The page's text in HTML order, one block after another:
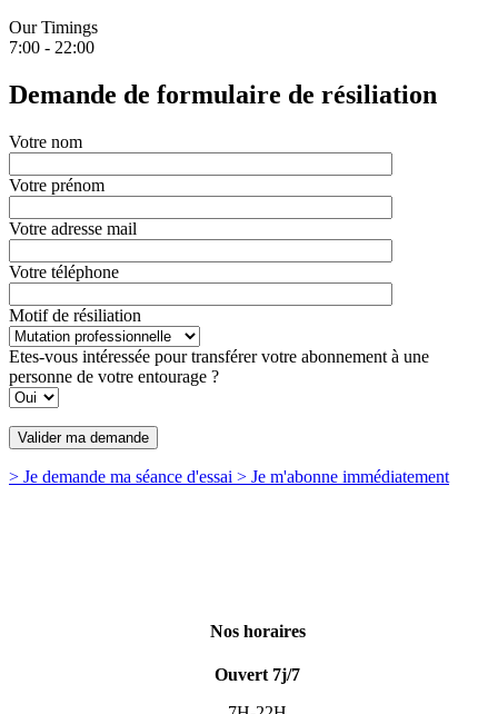
Our Timings
7:00 - 22:00
Demande de formulaire de résiliation
Votre nom
Votre prénom
Votre adresse mail
Votre téléphone
Motif de résiliation
Etes-vous intéressée pour transférer votre abonnement à une
personne de votre entourage ?
> Je demande ma séance d'essai > Je m'abonne immédiatement
Nos horaires
Ouvert 7j/7